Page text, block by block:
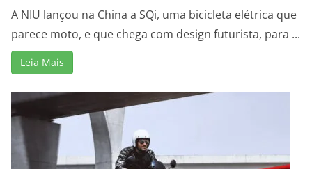
A NIU lançou na China a SQi, uma bicicleta elétrica que
parece moto, e que chega com design futurista, para ...
Leia Mais